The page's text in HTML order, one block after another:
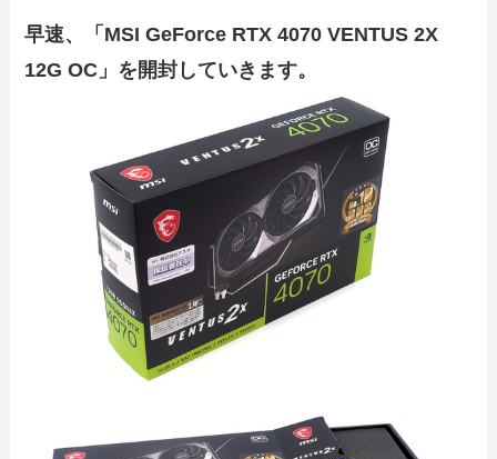
早速、「MSI GeForce RTX 4070 VENTUS 2X
12G OC」を開封していきます。